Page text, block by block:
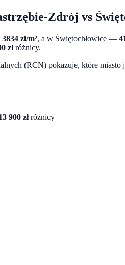
Zdrój vs
3834 zł/m², a w Świętochłowice —
złróżnicy.
(RCN) pokazuje, które
900 złróżnicy